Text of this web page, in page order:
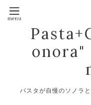
onora"
パスタが自慢のソノラ